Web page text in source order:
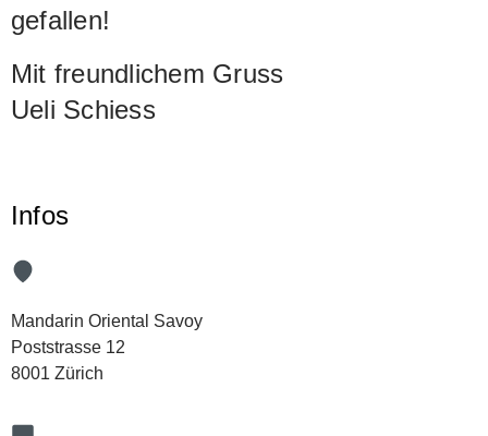
gefallen!
Mit freundlichem Gruss
Ueli Schiess
Infos
Mandarin Oriental Savoy
Poststrasse 12
8001 Zürich